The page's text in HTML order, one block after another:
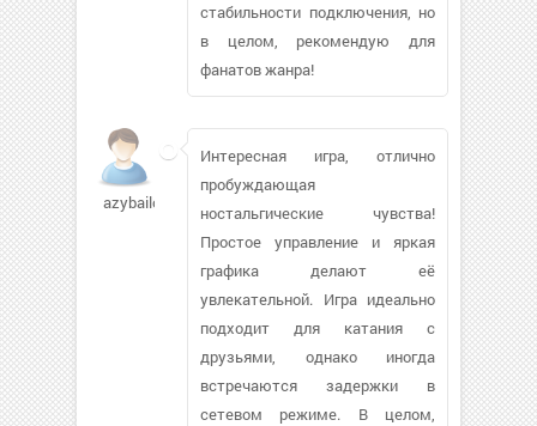
стабильности подключения, но
в целом, рекомендую для
фанатов жанра!
azybailo657
Интересная игра, отлично
пробуждающая
ностальгические чувства!
Простое управление и яркая
графика делают её
увлекательной. Игра идеально
подходит для катания с
друзьями, однако иногда
встречаются задержки в
сетевом режиме. В целом,